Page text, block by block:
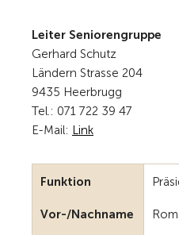
Leiter Seniorengruppe
Gerhard Schutz
Ländern Strasse 204
9435 Heerbrugg
Tel.: 071 722 39 47
E-Mail: Link
Funktion
Vor-/Nachname